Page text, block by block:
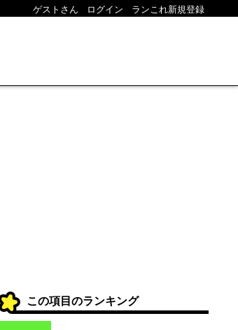
ゲストさん ログイン ランこれ新規登録
この項目のランキング